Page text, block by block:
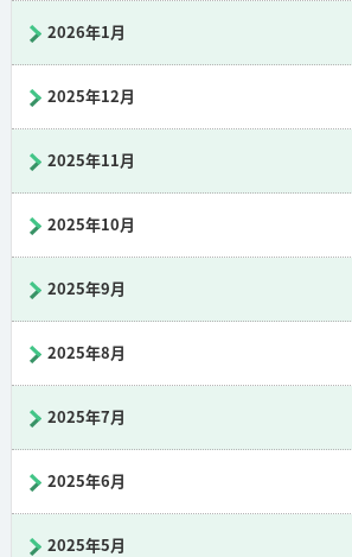
2026年1月
2025年12月
2025年11月
2025年10月
2025年9月
2025年8月
2025年7月
2025年6月
2025年5月